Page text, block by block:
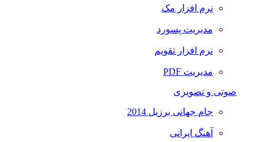
نرم افزار مک
مدیریت پسورد
نرم افزار تقویم
مدیریت PDF
صوتی و تصویری
جام جهانی برزیل 2014
آهنگ ایرانی